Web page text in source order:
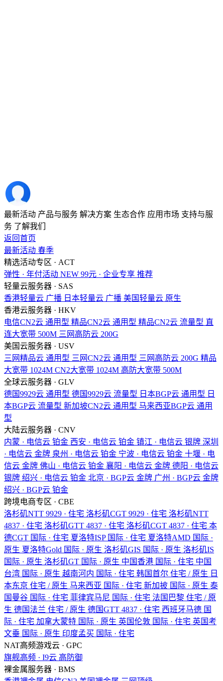
最新活动 产品与服务 解决方案 生态合作 应用市场 支持与服
务 了解我们
返回首页
最新活动 春季
精选活动专区 · ACT
弹性 · 年付活动 NEW 99元 · 企业专享 推荐
轻量云服务器 · SAS
香港轻量云 广播 日本轻量云 广播 美国轻量云 原生
香港云服务器 · HKV
电信CN2云 通用型 精品CN2云 通用型 精品CN2云 流量型 直
连大宽带 500M 三网高防云 200G
美国云服务器 · USV
三网精品云 通用型 三网CN2云 通用型 三网高防云 200G 精品
大宽带 1024M CN2大宽带 1024M 高防大宽带 500M
全球云服务器 · GLV
德国9929云 通用型 德国9929云 流量型 日本BGP云 通用型 日
本BGP云 流量型 新加坡CN2云 通用型 马来西亚BGP云 通用
型
大陆云服务器 · CNV
内蒙 · 电信云 铂金 西安 · 电信云 铂金 镇江 · 电信云 银牌 深圳
· 电信云 金牌 泉州 · 电信云 铂金 宁波 · 电信云 铂金 十堰 · 电
信云 金牌 佛山 · 电信云 铂金 襄阳 · 电信云 金牌 德阳 · 电信云
银牌 绍兴 · 电信云 铂金 北京 · BGP云 金牌 广州 · BGP云 金牌
绍兴 · BGP云 铂金
跨境电商专区 · CBE
洛杉矶NTT 9929 · 住宅 洛杉矶CGT 9929 · 住宅 洛杉矶NTT
4837 · 住宅 洛杉矶GTT 4837 · 住宅 洛杉矶CGT 4837 · 住宅 本
德CGT 国际 · 住宅 夏洛特ISP 国际 · 住宅 夏洛特AMD 国际 ·
原生 夏洛特Gold 国际 · 原生 洛杉矶GIS 国际 · 原生 洛杉矶IS
国际 · 原生 洛杉矶GT 国际 · 原生 中国香港 国际 · 住宅 中国
台湾 国际 · 原生 越南河内 国际 · 住宅 韩国首尔 住宅 / 原生 日
本东京 住宅 / 原生 马来西亚 国际 · 住宅 新加披 国际 · 原生 泰
国曼谷 国际 · 住宅 菲律宾马尼 国际 · 住宅 法国巴黎 住宅 / 原
生 德国法兰 住宅 / 原生 德国GTT 4837 · 住宅 西班牙马德 国
际 · 住宅 加拿大蒙特 国际 · 原生 英国伦敦 国际 · 住宅 英国考
文垂 国际 · 原生 印度孟买 国际 · 住宅
NAT高频游戏云 · GPC
旗舰高频 · I9云 高防御
裸金属服务器 · BMS